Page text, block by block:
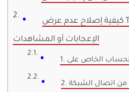
كيفية إصلاح عدم عرض TIKTOK إجمالي
الإعجابات أو المشاهدات
من اتصال الشبكة